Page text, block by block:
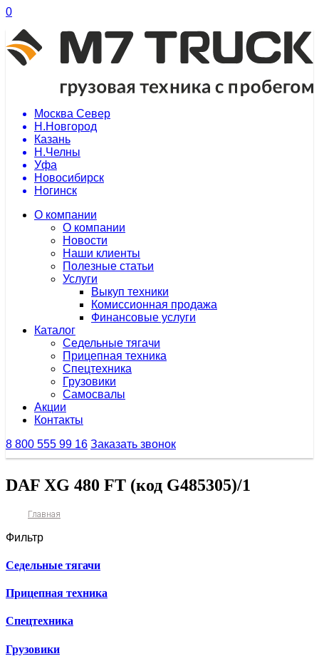
0
Москва Север
Н.Новгород
Казань
Н.Челны
Уфа
Новосибирск
Ногинск
О компании
О компании
Новости
Наши клиенты
Полезные статьи
Услуги
Выкуп техники
Комиссионная продажа
Финансовые услуги
Каталог
Седельные тягачи
Прицепная техника
Спецтехника
Грузовики
Самосвалы
Акции
Контакты
8 800 555 99 16 Заказать звонок
DAF XG 480 FT (код G485305)/1
Главная
Фильтр
Седельные тягачи
Прицепная техника
Спецтехника
Грузовики